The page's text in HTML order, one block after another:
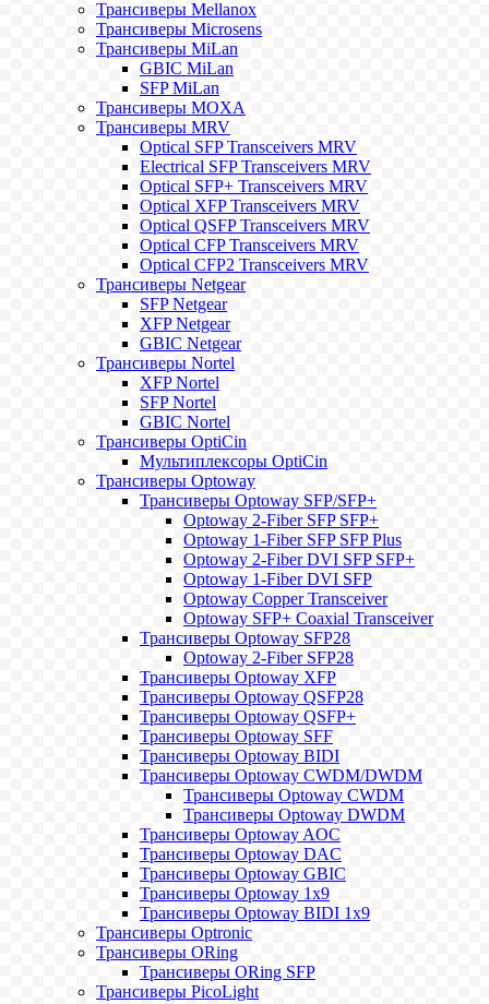
Трансиверы Mellanox
Трансиверы Microsens
Трансиверы MiLan
GBIC MiLan
SFP MiLan
Трансиверы MOXA
Трансиверы MRV
Optical SFP Transceivers MRV
Electrical SFP Transceivers MRV
Optical SFP+ Transceivers MRV
Optical XFP Transceivers MRV
Optical QSFP Transceivers MRV
Optical CFP Transceivers MRV
Optical CFP2 Transceivers MRV
Трансиверы Netgear
SFP Netgear
XFP Netgear
GBIC Netgear
Трансиверы Nortel
XFP Nortel
SFP Nortel
GBIC Nortel
Трансиверы OptiCin
Мультиплексоры OptiCin
Трансиверы Optoway
Трансиверы Optoway SFP/SFP+
Optoway 2-Fiber SFP SFP+
Optoway 1-Fiber SFP SFP Plus
Optoway 2-Fiber DVI SFP SFP+
Optoway 1-Fiber DVI SFP
Optoway Copper Transceiver
Optoway SFP+ Coaxial Transceiver
Трансиверы Optoway SFP28
Optoway 2-Fiber SFP28
Трансиверы Optoway XFP
Трансиверы Optoway QSFP28
Трансиверы Optoway QSFP+
Трансиверы Optoway SFF
Трансиверы Optoway BIDI
Трансиверы Optoway CWDM/DWDM
Трансиверы Optoway CWDM
Трансиверы Optoway DWDM
Трансиверы Optoway AOC
Трансиверы Optoway DAC
Трансиверы Optoway GBIC
Трансиверы Optoway 1х9
Трансиверы Optoway BIDI 1x9
Трансиверы Optronic
Трансиверы ORing
Трансиверы ORing SFP
Трансиверы PicoLight